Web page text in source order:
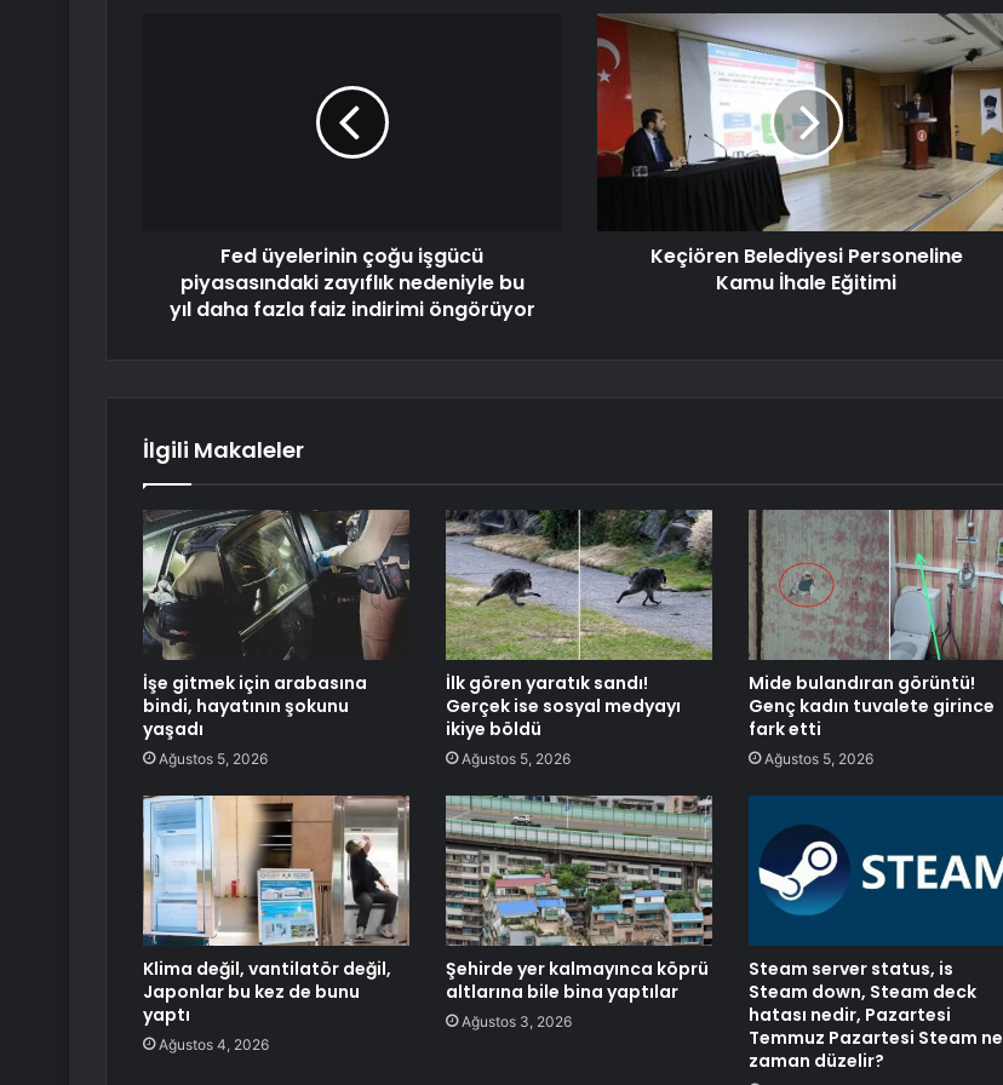
Fed üyelerinin çoğu işgücü
piyasasındaki zayıflık nedeniyle bu
yıl daha fazla faiz indirimi öngörüyor
Keçiören Belediyesi Personeline
Kamu İhale Eğitimi
İlgili Makaleler
İşe gitmek için arabasına
bindi, hayatının şokunu
yaşadı
Ağustos 5, 2026
İlk gören yaratık sandı!
Gerçek ise sosyal medyayı
ikiye böldü
Ağustos 5, 2026
Mide bulandıran görüntü!
Genç kadın tuvalete girince
fark etti
Ağustos 5, 2026
Klima değil, vantilatör değil,
Japonlar bu kez de bunu
yaptı
Ağustos 4, 2026
Şehirde yer kalmayınca köprü
altlarına bile bina yaptılar
Ağustos 3, 2026
Steam server status, is
Steam down, Steam deck
hatası nedir, Pazartesi
Temmuz Pazartesi Steam ne
zaman düzelir?